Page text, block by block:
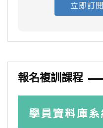
立即訂閱
報名複訓課程